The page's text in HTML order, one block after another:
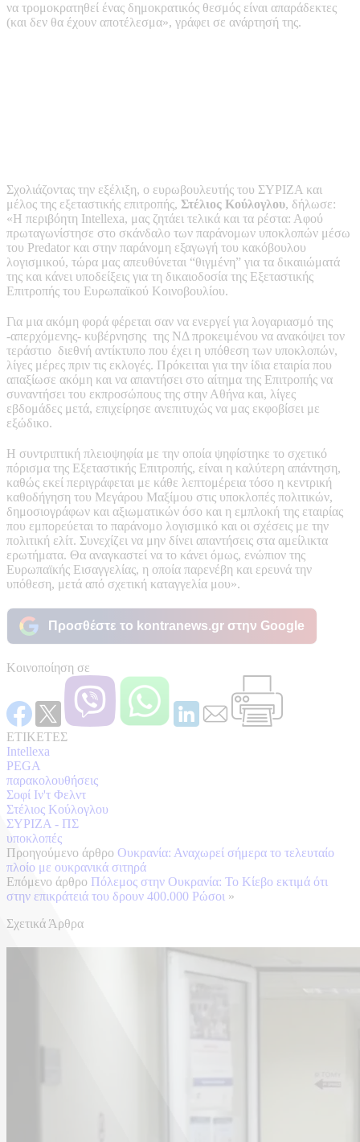
να τρομοκρατηθεί ένας δημοκρατικός θεσμός είναι απαράδεκτες
(και δεν θα έχουν αποτέλεσμα», γράφει σε ανάρτησή της.
Σχολιάζοντας την εξέλιξη, ο ευρωβουλευτής του ΣΥΡΙΖΑ και
μέλος της εξεταστικής επιτροπής, Στέλιος Κούλογλου, δήλωσε:
«Η περιβόητη Intellexa, μας ζητάει τελικά και τα ρέστα: Αφού
πρωταγωνίστησε στο σκάνδαλο των παράνομων υποκλοπών μέσω
του Predator και στην παράνομη εξαγωγή του κακόβουλου
λογισμικού, τώρα μας απευθύνεται “θιγμένη” για τα δικαιιώματά
της και κάνει υποδείξεις για τη δικαιοδοσία της Εξεταστικής
Επιτροπής του Ευρωπαϊκού Κοινοβουλίου.
Για μια ακόμη φορά φέρεται σαν να ενεργεί για λογαριασμό της
-απερχόμενης- κυβέρνησης της ΝΔ προκειμένου να ανακόψει τον
τεράστιο διεθνή αντίκτυπο που έχει η υπόθεση των υποκλοπών,
λίγες μέρες πριν τις εκλογές. Πρόκειται για την ίδια εταιρία που
απαξίωσε ακόμη και να απαντήσει στο αίτημα της Επιτροπής να
συναντήσει του εκπροσώπους της στην Αθήνα και, λίγες
εβδομάδες μετά, επιχείρησε ανεπιτυχώς να μας εκφοβίσει με
εξώδικο.
Η συντριπτική πλειοψηφία με την οποία ψηφίστηκε το σχετικό
πόρισμα της Εξεταστικής Επιτροπής, είναι η καλύτερη απάντηση,
καθώς εκεί περιγράφεται με κάθε λεπτομέρεια τόσο η κεντρική
καθοδήγηση του Μεγάρου Μαξίμου στις υποκλοπές πολιτικών,
δημοσιογράφων και αξιωματικών όσο και η εμπλοκή της εταιρίας
που εμπορεύεται το παράνομο λογισμικό και οι σχέσεις με την
πολιτική ελίτ. Συνεχίζει να μην δίνει απαντήσεις στα αμείλικτα
ερωτήματα. Θα αναγκαστεί να το κάνει όμως, ενώπιον της
Ευρωπαϊκής Εισαγγελίας, η οποία παρενέβη και ερευνά την
υπόθεση, μετά από σχετική καταγγελία μου».
Προσθέστε το kontranews.gr στην Google
Κοινοποίηση σε
ΕΤΙΚΕΤΕΣ
Intellexa
PEGA
παρακολουθήσεις
Σοφί Ιν'τ Φελντ
Στέλιος Κούλογλου
ΣΥΡΙΖΑ - ΠΣ
υποκλοπές
Προηγούμενο άρθρο Ουκρανία: Αναχωρεί σήμερα το τελευταίο
πλοίο με ουκρανικά σιτηρά
Επόμενο άρθρο Πόλεμος στην Ουκρανία: Το Κίεβο εκτιμά ότι
στην επικράτειά του δρουν 400.000 Ρώσοι »
Σχετικά Άρθρα